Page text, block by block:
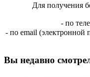
Для получения
- по
- по email (электронной
Вы недавно